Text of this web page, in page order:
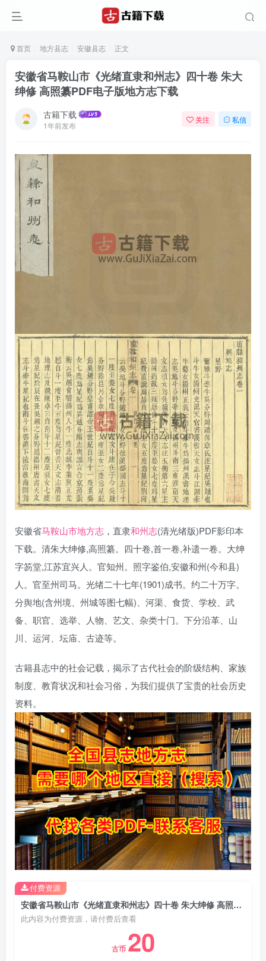
首页 地方县志 安徽县志 正文
安徽省马鞍山市《光绪直隶和州志》四十卷 朱大
绅修 高照纂PDF电子版地方志下载
古籍下载
1年前发布
关注 私信
安徽省马鞍山市地方志 ，直隶和州志(清光绪版)PDF影印本
下载。清朱大绅修,高照纂。四十卷,首一卷,补遗一卷。大绅
字笏堂,江苏宜兴人。官知州。照字鉴伯,安徽和州(今和县)
人。官至州司马。光绪二十七年(1901)成书。约二十万字。
分舆地(含州境、州城等图七幅)、河渠、食货、学校、武
备、职官、选举、人物、艺文、杂类十门。下分沿革、山
川、运河、坛庙、古迹等。
古籍县志中的社会记载，揭示了古代社会的阶级结构、家族
制度、教育状况和社会习俗，为我们提供了宝贵的社会历史
资料。
安徽省马鞍山市《光绪直隶和州志》四十卷 朱大绅修 高照纂PDF电子版地方志下载
此内容为付费资源，请付费后查看
古币 20
付费资源